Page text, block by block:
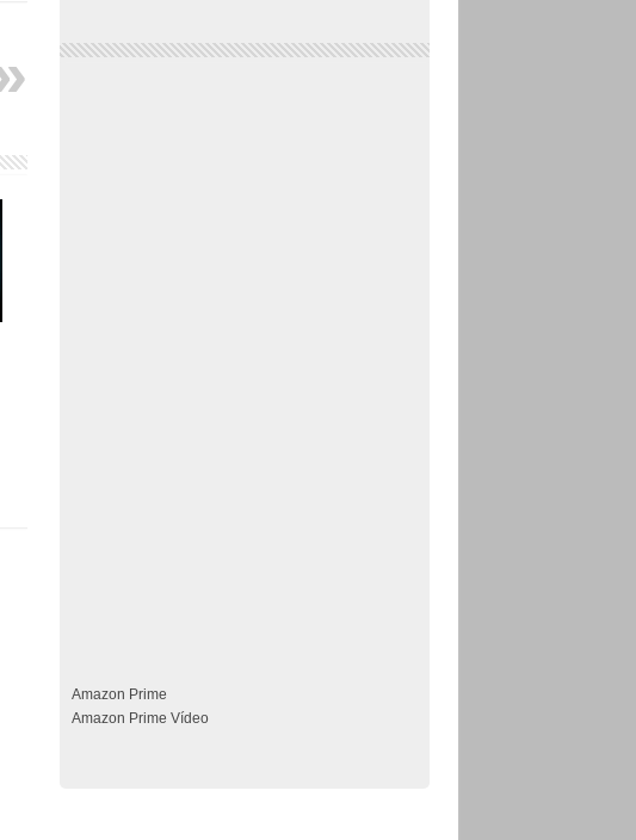
Amazon Prime
Amazon Prime Vídeo